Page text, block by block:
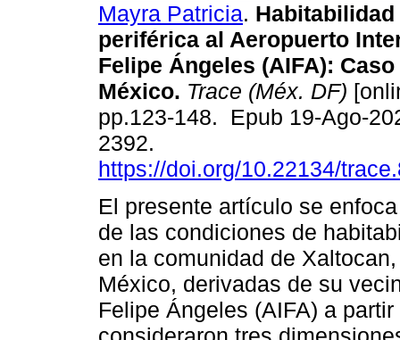
Mayra Patricia.
periférica al Aeropuerto
Felipe Ángeles (AIFA):
México. Trace (Méx. DF)
pp.123-148. Epub 19-Ago-
2392.
https://doi.org/10.22134/
El presente artículo se
de las condiciones de
en la comunidad de
México, derivadas de su
Felipe Ángeles (AIFA) a